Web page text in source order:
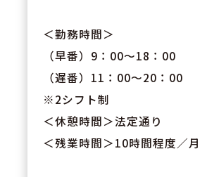
＜勤務時間＞
（早番）9：00～18：00
（遅番）11：00～20：00
※2シフト制
＜休憩時間＞法定通り
＜残業時間＞10時間程度／月